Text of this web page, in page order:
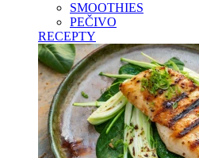
SMOOTHIES
PEČIVO
RECEPTY